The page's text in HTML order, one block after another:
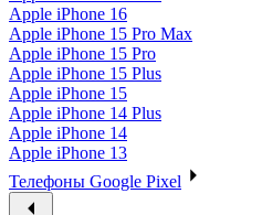
Apple iPhone 16
Apple iPhone 15 Pro Max
Apple iPhone 15 Pro
Apple iPhone 15 Plus
Apple iPhone 15
Apple iPhone 14 Plus
Apple iPhone 14
Apple iPhone 13
Телефоны Google Pixel